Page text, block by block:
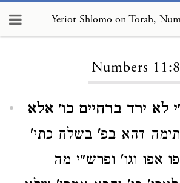
Numbers 11:8
לא ירד ברחיים כו' אלא
תימה דהא בפ' בשלח כתי'
אפו וגו' ופרש"י מה